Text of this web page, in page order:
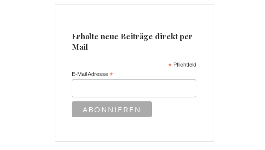
Erhalte neue Beiträge direkt per
Mail
*Pflichtfeld
E-Mail Adresse*